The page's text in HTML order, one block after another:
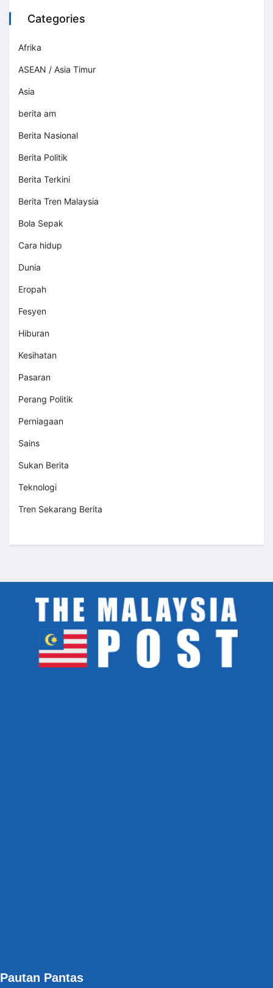
Categories
Afrika
ASEAN / Asia Timur
Asia
berita am
Berita Nasional
Berita Politik
Berita Terkini
Berita Tren Malaysia
Bola Sepak
Cara hidup
Dunia
Eropah
Fesyen
Hiburan
Kesihatan
Pasaran
Perang Politik
Perniagaan
Sains
Sukan Berita
Teknologi
Tren Sekarang Berita
Pautan Pantas